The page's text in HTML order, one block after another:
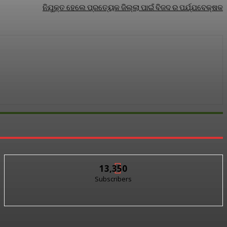
ନିଯୁକ୍ତ ହେଲେ ପ୍ରତ୍ୟେକ ଜିଲ୍ଲା ପାଇଁ ବିଜଦ ର ପର୍ଯ୍ଯବେକ୍ଷକ
13,350
Subscribers